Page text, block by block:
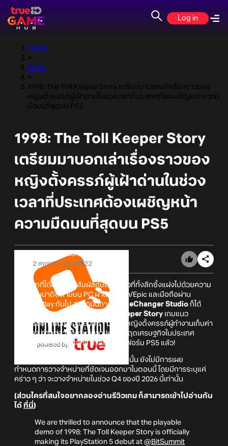
Log in
Home
>
News
>
1998: The Toll Keeper Story เตรียมมาบอกเล่าเรื่องราวของ
หญิงตั้งครรภ์ผู้เฝ้าด่านในช่วงเวลาที่ประเทศต้องเผชิญหน้าความ
มืดมนที่สุดบน PS5
1998: The Toll Keeper Story
เตรียมมาบอกเล่าเรื่องราวของ
หญิงตั้งครรภ์ผู้เฝ้าด่านในช่วง
เวลาที่ประเทศต้องเผชิญหน้า
ความมืดมนที่สุดบน PS5
Online Station
2 months ago
22
หลังจากที่ได้เปิดให้มาสัมผัสกับเรื่องราวที่ทั้งลึกซึ้งแฝงไปด้วยความ
กดดันอันน่าติดตามบน PC ผ่าน Steam/Epic และมือถือผ่าน
Google Play กันไป ล่าสุดนั้นทาง
GameChanger Studio ก็ได้
ประกาศเตรียมนำ
1998: The Toll Keeper Story เกมแนว
Simulation เนื้อเรื่องเกี่ยวกับ “Dewi” หญิงตั้งครรภ์ผู้ทำงานเก็บค่า
ผ่านทาง ท่ามกลางความวุ่นวายและวิกฤตเศรษฐกิจในประเทศ
Janapa ที่กำลังล่มสลาย มาลุยแพลตฟอร์ม PS5 แล้ว!
นั้น ยังไม่มีการเผย
กำหนดการวางจำหน่ายที่ชัดเจนออกมาในตอนนี้ โดยมีการระบุแค่
คร่าว ๆ ว่า จะวางจำหน่ายในช่วง Q4 ของปี 2026 นี้เท่านั้น
(ส่วนใครที่สนใจอยากลองอ่านรีวิวเกม ก็สามารถเข้าไปอ่านกัน
ได้ ที่นี่)
We are thrilled to announce that the playable
demo of 1998: The Toll Keeper Story is officially
making its PlayStation 5 debut at @BitSummit